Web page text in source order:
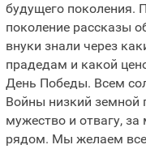
будущего поколения.
поколение рассказы
внуки знали через
прадедам и какой
День Победы. Всем
Войны низкий земной
мужество и отвагу,
рядом. Мы желаем